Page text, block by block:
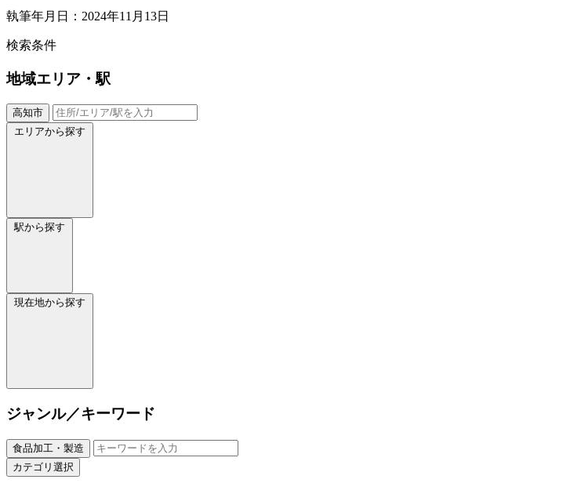
執筆年月日：2024年11月13日
検索条件
地域エリア・駅
高知市
エリアから探す
駅から探す
現在地から探す
ジャンル／キーワード
食品加工・製造
カテゴリ選択